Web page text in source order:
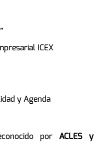
ICEX
y Agenda
porACLES y